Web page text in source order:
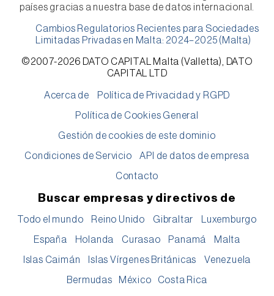
países gracias a nuestra base de datos internacional.
Cambios Regulatorios Recientes para Sociedades
Limitadas Privadas en Malta: 2024–2025 (Malta)
©2007-2026 DATO CAPITAL Malta (Valletta), DATO
CAPITAL LTD
Acerca de Política de Privacidad y RGPD
Política de Cookies General
Gestión de cookies de este dominio
Condiciones de Servicio API de datos de empresa
Contacto
Buscar empresas y directivos de
Todo el mundo Reino Unido Gibraltar Luxemburgo
España Holanda Curasao Panamá Malta
Islas Caimán Islas Vírgenes Británicas Venezuela
Bermudas México Costa Rica